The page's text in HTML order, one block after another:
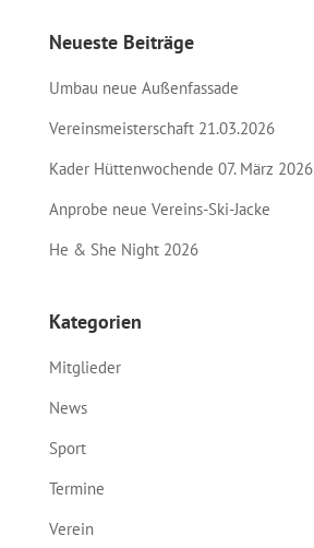
Neueste Beiträge
Umbau neue Außenfassade
Vereinsmeisterschaft 21.03.2026
Kader Hüttenwochende 07. März 2026
Anprobe neue Vereins-Ski-Jacke
He & She Night 2026
Kategorien
Mitglieder
News
Sport
Termine
Verein